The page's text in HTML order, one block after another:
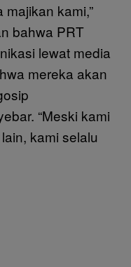
kami,”
bahwa PRT
lewat media
mereka akan
“Meski kami
kami selalu